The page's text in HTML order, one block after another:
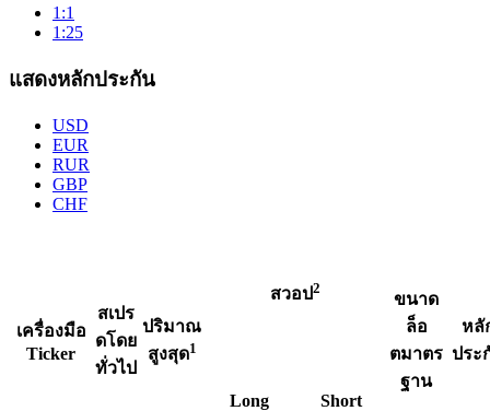
1:1
1:25
แสดงหลักประกัน
USD
EUR
RUR
GBP
CHF
เครื่องมือ
Ticker
สเปร
ดโดย
ทั่วไป
ปริมาณ
สูงสุด1
สวอป2
ขนาด
ล็อ
ตมาตร
ฐาน
หลั
ประ
Long Short